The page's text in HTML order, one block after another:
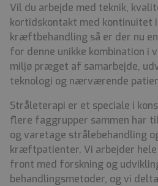
Vil du arbejde med teknik,
kortidskontakt med kontinuitet
kræftbehandling så er der nu
for denne unikke kombination i
miljø præget af samarbejde,
teknologi og nærværende
Stråleterapi er et speciale i
flere faggrupper sammen har
og varetage strålebehandling
kræftpatienter. Vi arbejder
front med forskning og
behandlingsmetoder, og vi